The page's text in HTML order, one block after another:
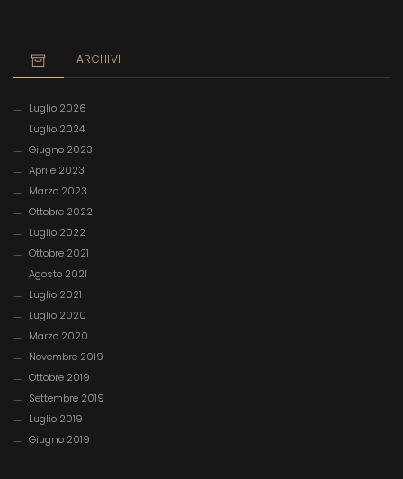
ARCHIVI
Luglio 2026
Luglio 2024
Giugno 2023
Aprile 2023
Marzo 2023
Ottobre 2022
Luglio 2022
Ottobre 2021
Agosto 2021
Luglio 2021
Luglio 2020
Marzo 2020
Novembre 2019
Ottobre 2019
Settembre 2019
Luglio 2019
Giugno 2019